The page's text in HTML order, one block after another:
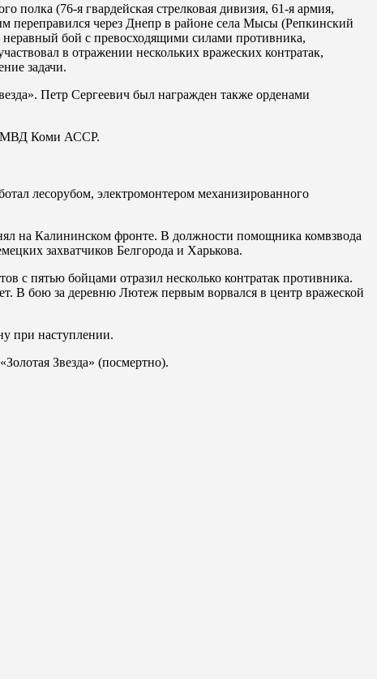
полка (76-я гвардейская стрелковая дивизия, 61-я армия,
через Днепр в районе села Мысы (Репкинский
неравный бой с превосходящими силами противника,
в отражении нескольких вражеских контратак,
задачи.
Петр Сергеевич был награжден также орденами
МВД Коми АССР.
лесорубом, электромонтером механизированного
на Калининском фронте. В должности помощника комвзвода
захватчиков Белгорода и Харькова.
с пятью бойцами отразил несколько контратак противника.
В бою за деревню Лютеж первым ворвался в центр вражеской
при наступлении.
Звезда» (посмертно).